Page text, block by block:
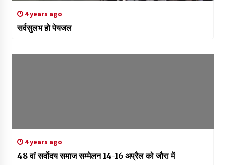
4 years ago
सर्वसुलभ हो पेयजल
4 years ago
48 वां सर्वोदय समाज सम्मेलन 14-16 अप्रैल को जौरा में